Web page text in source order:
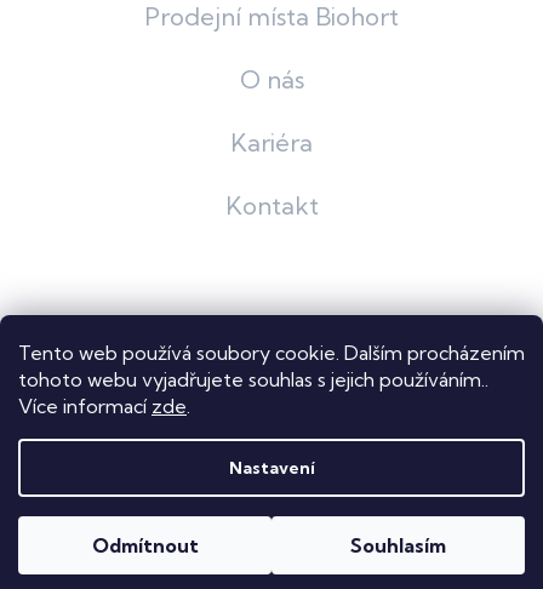
Tento web používá soubory cookie. Dalším procházením
tohoto webu vyjadřujete souhlas s jejich používáním..
Více informací zde.
Nastavení
Odmítnout Souhlasím
Prodejní místa Biohort
O nás
Kariéra
Kontakt
Shoptet
Copyright 2026Dastech s.r.o.. Všechna práva vyhrazena.
Upravit nastavení cookies